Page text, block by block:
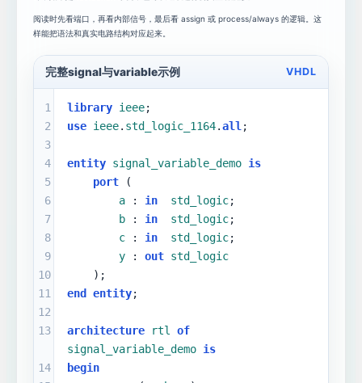
阅读时先看端口，再看内部信号，最后看 assign 或 process/always 的逻辑。这
样能把语法和真实电路结构对应起来。
完整signal与variable示例 VHDL
1
2
3
4
5
6
7
8
9
10
11
12
13
14
library ieee;
use ieee. std_logic_1164.all ;
entity signal_variable_demo is
port (
a : in std_logic;
b : in std_logic;
c : in std_logic;
y : out std_logic
    );
end
entity;
architecture rtl
of
signal_variable_demo is
begin